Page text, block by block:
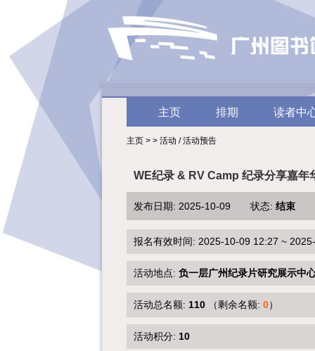
主页 排期 读者中
主页 > > 活动 / 活动预告
WE纪录 & RV Camp 纪录分享嘉年
发布日期: 2025-10-09 状态: 结束
报名有效时间: 2025-10-09 12:27 ~
活动地点: 负一层广州纪录片研究展示中
活动总名额: 110 （剩余名额: 0）
活动积分: 10